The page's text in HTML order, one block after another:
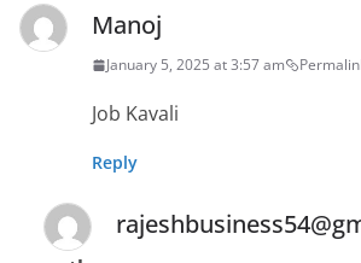
Manoj
January 5, 2025 at 3:57 am
Job Kavali
Reply